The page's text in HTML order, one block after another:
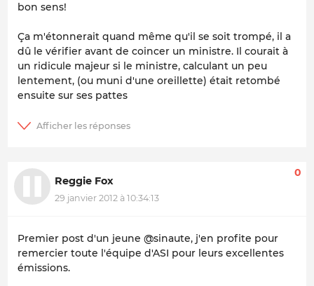
bon sens!
Ça m'étonnerait quand même qu'il se soit trompé, il a
dû le vérifier avant de coincer un ministre. Il courait à
un ridicule majeur si le ministre, calculant un peu
lentement, (ou muni d'une oreillette) était retombé
ensuite sur ses pattes
Reggie Fox
29 janvier 2012 à 10:34:13
0
Premier post d'un jeune @sinaute, j'en profite pour
remercier toute l'équipe d'ASI pour leurs excellentes
émissions.